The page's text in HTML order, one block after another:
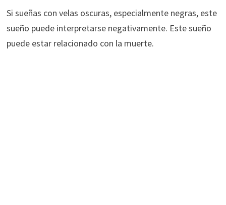
Si sueñas con velas oscuras, especialmente negras, este
sueño puede interpretarse negativamente. Este sueño
puede estar relacionado con la muerte.